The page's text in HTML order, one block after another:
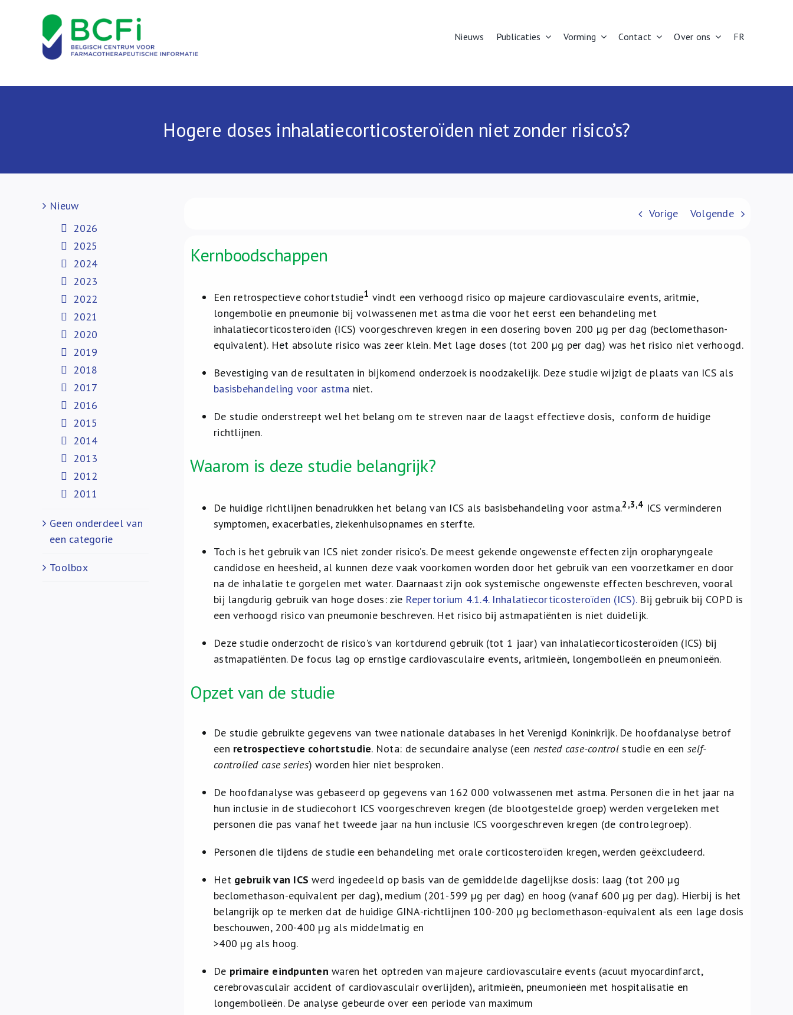
Nieuws Publicaties Vorming Contact Over ons FR
Hogere doses inhalatiecorticosteroïden niet zonder risico’s?
Vorige Volgende
Kernboodschappen
Een retrospectieve cohortstudie1 vindt een verhoogd risico op majeure cardiovasculaire events, aritmie,
longembolie en pneumonie bij volwassenen met astma die voor het eerst een behandeling met
inhalatiecorticosteroïden (ICS) voorgeschreven kregen in een dosering boven 200 µg per dag (beclomethason-
equivalent). Het absolute risico was zeer klein. Met lage doses (tot 200 µg per dag) was het risico niet verhoogd.
Bevestiging van de resultaten in bijkomend onderzoek is noodzakelijk. Deze studie wijzigt de plaats van ICS als
basisbehandeling voor astma niet.
De studie onderstreept wel het belang om te streven naar de laagst effectieve dosis, conform de huidige
richtlijnen.
Waarom is deze studie belangrijk?
De huidige richtlijnen benadrukken het belang van ICS als basisbehandeling voor astma.2,3,4 ICS verminderen
symptomen, exacerbaties, ziekenhuisopnames en sterfte.
Toch is het gebruik van ICS niet zonder risico’s. De meest gekende ongewenste effecten zijn oropharyngeale
candidose en heesheid, al kunnen deze vaak voorkomen worden door het gebruik van een voorzetkamer en door
na de inhalatie te gorgelen met water. Daarnaast zijn ook systemische ongewenste effecten beschreven, vooral
bij langdurig gebruik van hoge doses: zie Repertorium 4.1.4. Inhalatiecorticosteroïden (ICS).Bij gebruik bij COPD is
een verhoogd risico van pneumonie beschreven. Het risico bij astmapatiënten is niet duidelijk.
Deze studie onderzocht de risico's van kortdurend gebruik (tot 1 jaar) van inhalatiecorticosteroïden (ICS) bij
astmapatiënten. De focus lag op ernstige cardiovasculaire events, aritmieën, longembolieën en pneumonieën.
Opzet van de studie
De studie gebruikte gegevens van twee nationale databases in het Verenigd Koninkrijk. De hoofdanalyse betrof
een retrospectieve cohortstudie. Nota: de secundaire analyse (een nested case-controlstudie en eenself-
controlled case series) worden hier niet besproken.
De hoofdanalyse was gebaseerd op gegevens van 162 000 volwassenen met astma. Personen die in het jaar na
hun inclusie in de studiecohort ICS voorgeschreven kregen (de blootgestelde groep) werden vergeleken met
personen die pas vanaf het tweede jaar na hun inclusie ICS voorgeschreven kregen (de controlegroep).
Personen die tijdens de studie een behandeling met orale corticosteroïden kregen, werden geëxcludeerd.
Het gebruik van ICS werd ingedeeld op basis van de gemiddelde dagelijkse dosis: laag (tot 200 µg
beclomethason-equivalent per dag), medium (201-599 µg per dag) en hoog (vanaf 600 µg per dag). Hierbij is het
belangrijk op te merken dat de huidige GINA-richtlijnen 100-200 µg beclomethason-equivalent als een lage dosis
beschouwen, 200-400 µg als middelmatig en
>400 µg als hoog.
De primaire eindpunten waren het optreden van majeure cardiovasculaire events (acuut myocardinfarct,
cerebrovasculair accident of cardiovasculair overlijden), aritmieën, pneumonieën met hospitalisatie en
longembolieën. De analyse gebeurde over een periode van maximum
Nieuw
2026
2025
2024
2023
2022
2021
2020
2019
2018
2017
2016
2015
2014
2013
2012
2011
Geen onderdeel van
een categorie
Toolbox